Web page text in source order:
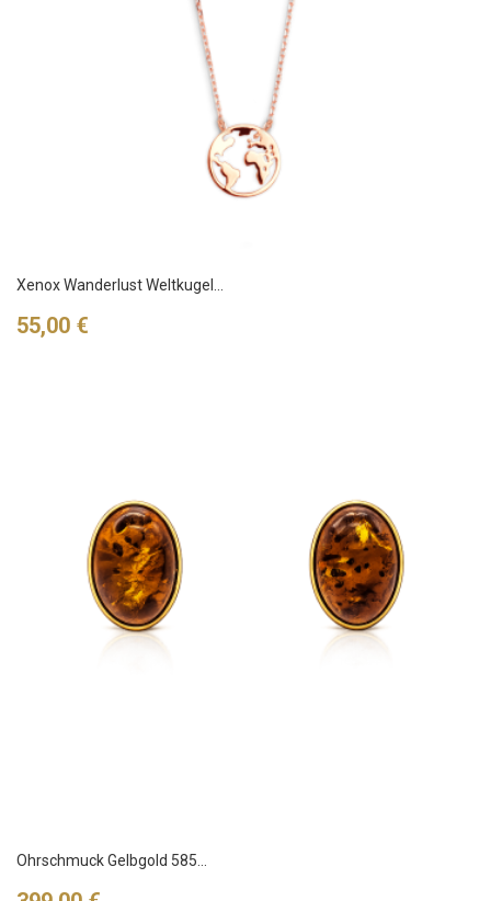
Xenox Wanderlust Weltkugel...
Preis
55,00 €
Ohrschmuck Gelbgold 585...